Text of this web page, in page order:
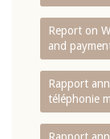
Report on
and
Rapport
téléphonie